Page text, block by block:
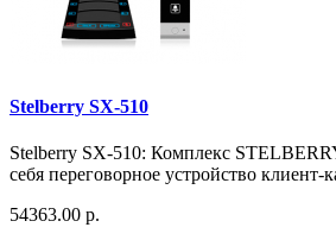
Stelberry SX-510
Stelberry SX-510: Комплекс
себя переговорное устройство клиент-
54363.00 р.